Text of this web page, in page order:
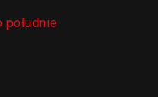
południe